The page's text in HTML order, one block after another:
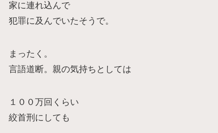
家に連れ込んで
犯罪に及んでいたそうで。
まったく。
言語道断。親の気持ちとしては
１００万回くらい
絞首刑にしても